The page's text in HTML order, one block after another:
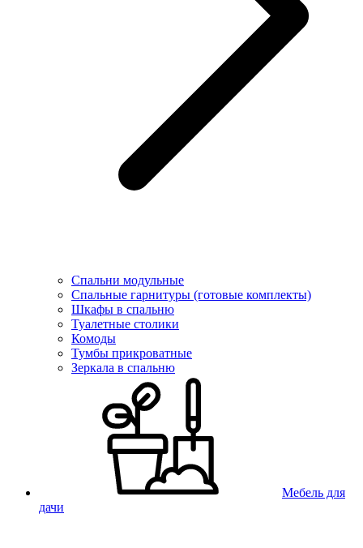
Спальни модульные
Спальные гарнитуры (готовые комплекты)
Шкафы в спальню
Туалетные столики
Комоды
Тумбы прикроватные
Зеркала в спальню
Мебель для
дачи